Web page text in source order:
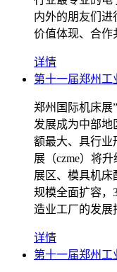
内外的朋友们进
价值体现、合作
详情
第十一届郑州工
郑州国际机床展
发展成为中部地
额最大、具行业
展（czme）将
展区、模具机床
规模全面扩容，
造业工厂的发展
详情
第十一届郑州工